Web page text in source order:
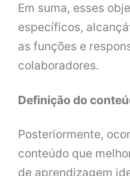
Em suma, esses
específicos,
as funções e
colaboradores.
Definição do
Posteriormente,
conteúdo que
de aprendizagem